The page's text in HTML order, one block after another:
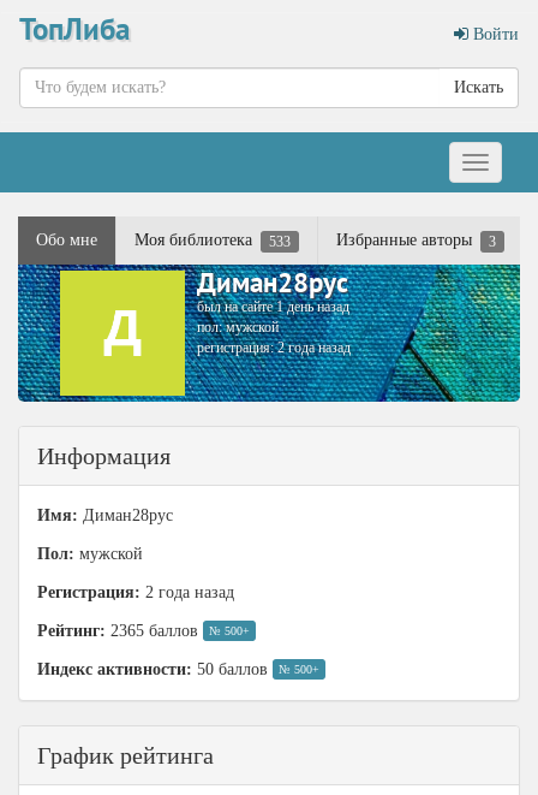
ТопЛиба Войти
Искать
Меню
Обо мне Моя библиотека 533 Избранные авторы 3
Диман28рус
был на сайте 1 день назад
пол: мужской
регистрация: 2 года назад
Информация
Имя: Диман28рус
Пол: мужской
Регистрация: 2 года назад
Рейтинг: 2365 баллов № 500+
Индекс активности: 50 баллов № 500+
График рейтинга